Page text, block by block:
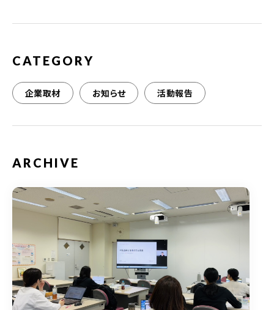
o
CATEGORY
企業取材 お知らせ 活動報告
ARCHIVE